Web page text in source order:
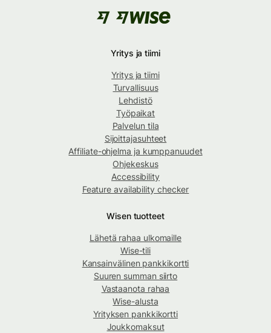
Yritys ja tiimi
Yritys ja tiimi
Turvallisuus
Lehdistö
Työpaikat
Palvelun tila
Sijoittajasuhteet
Affiliate-ohjelma ja kumppanuudet
Ohjekeskus
Accessibility
Feature availability checker
Wisen tuotteet
Lähetä rahaa ulkomaille
Wise-tili
Kansainvälinen pankkikortti
Suuren summan siirto
Vastaanota rahaa
Wise-alusta
Yrityksen pankkikortti
Joukkomaksut